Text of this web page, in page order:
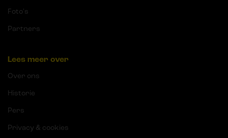
Foto's
Partners
Lees meer over
Over ons
Historie
Pers
Privacy & cookies